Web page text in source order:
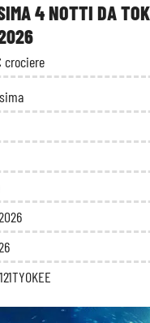
4 NOTTI DA
crociere